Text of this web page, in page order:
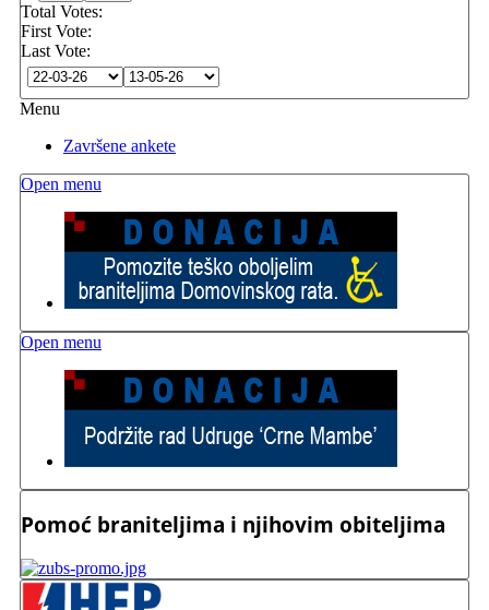
Total Votes:
First Vote:
Last Vote:
Menu
Završene ankete
Open menu
Open menu
Pomoć braniteljima i njihovim obiteljima